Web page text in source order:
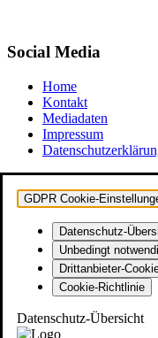
Social Media
Home
Kontakt
Mediadaten
Impressum
GDPR Cookie-
Datenschutz-
Unbedingt
Drittanbieter-
Cookie-Richtlinie
Datenschutz-Übersicht